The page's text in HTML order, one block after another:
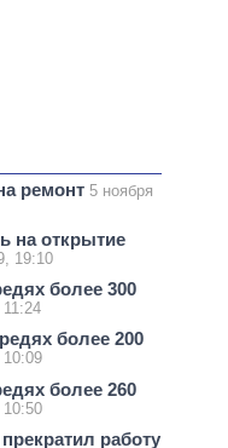
ремонт 5 ноября
на открытие
19:10
более 300
более 200
10:09
более 260
10:50
работу